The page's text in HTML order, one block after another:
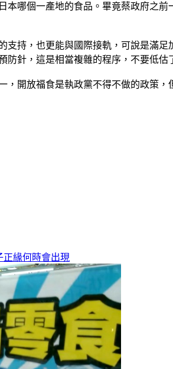
哪個一產地的食品。畢竟蔡政府之
持，也更能與國際接軌，可說是滿
針，這是相當複雜的程序，不要低估
開放福食是執政黨不得不做的政策
正緣何時會出現